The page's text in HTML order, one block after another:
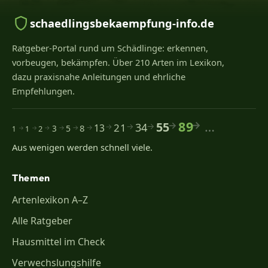
schaedlingsbekaempfung-info.de
Ratgeber-Portal rund um Schädlinge: erkennen,
vorbeugen, bekämpfen. Über 210 Arten im Lexikon,
dazu praxisnahe Anleitungen und ehrliche
Empfehlungen.
1 1 2 3 5 8 13 21 34 55 89 …
Aus wenigen werden schnell viele.
Themen
Artenlexikon A–Z
Alle Ratgeber
Hausmittel im Check
Verwechslungshilfe